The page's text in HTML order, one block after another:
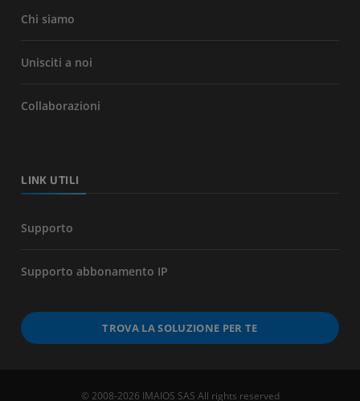
Chi siamo
Unisciti a noi
Collaborazioni
LINK UTILI
Supporto
Supporto abbonamento IP
TROVA LA SOLUZIONE PER TE
© 2008-2026 IMAIOS SAS All rights reserved